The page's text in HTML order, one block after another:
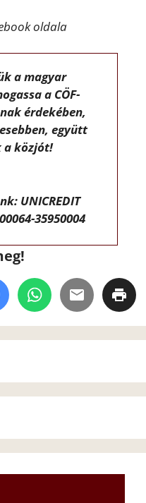
oldala
a magyar
a CÖF-
érdekében,
együtt
a közjót!
UNICREDIT
35950004